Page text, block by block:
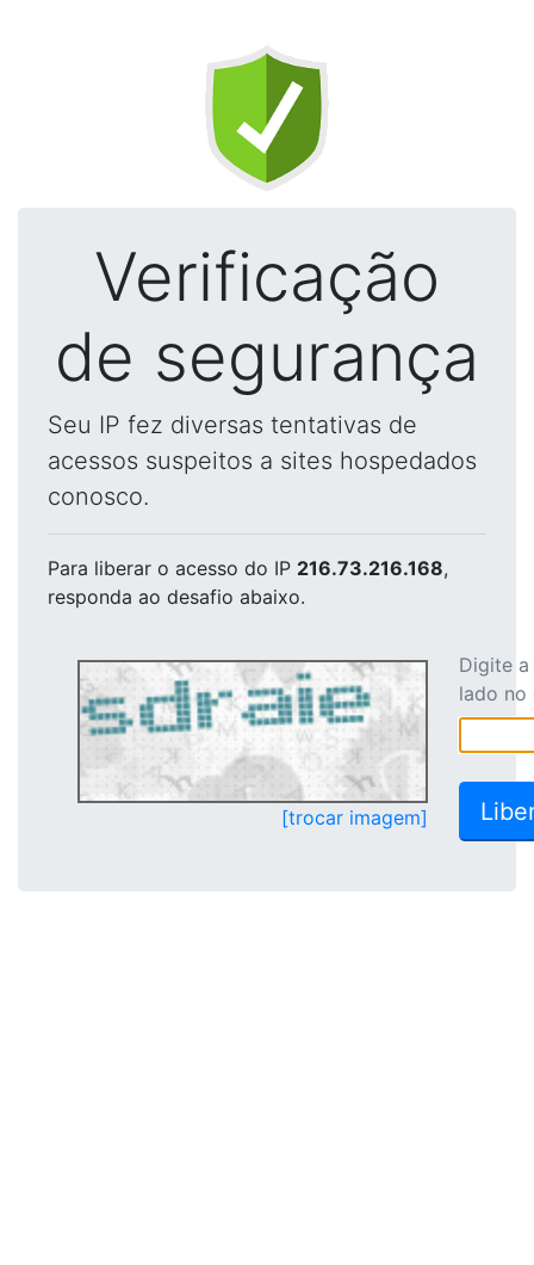
Verificação
de segurança
Seu IP fez diversas tentativas de
acessos suspeitos a sites hospedados
conosco.
Para liberar o acesso do IP 216.73.216.168,
responda ao desafio abaixo.
[trocar imagem]
Digite
lado no